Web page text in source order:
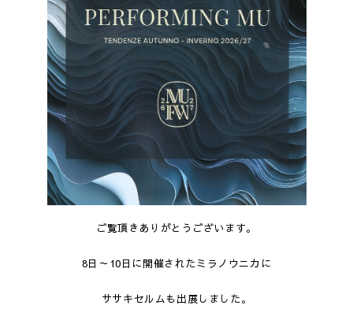
ご覧頂きありがとうございます。
8日～10日に開催されたミラノウニカに
ササキセルムも出展しました。